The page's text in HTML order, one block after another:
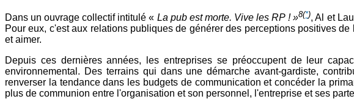
Dans un ouvrage collectif intitulé « La pub est morte. Vive les RP ! »8(*), Al et
Pour eux, c'est aux relations publiques de générer des perceptions positives
et aimer.
Depuis ces dernières années, les entreprises se préoccupent de leur
environnemental. Des terrains qui dans une démarche avant-gardiste,
renverser la tendance dans les budgets de communication et concéder la
plus de communion entre l'organisation et son personnel, l'entreprise et ses